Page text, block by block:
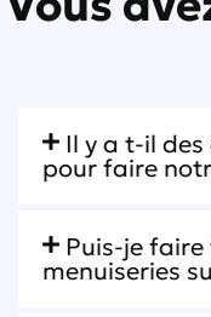
Il y a t-il
pour faire
Puis-je
menuiseries